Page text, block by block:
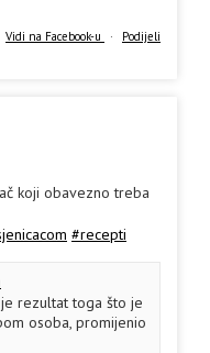
Vidi na Facebook-u · Podijeli
koji obavezno treba
#recepti
rezultat toga što je
osoba, promijenio